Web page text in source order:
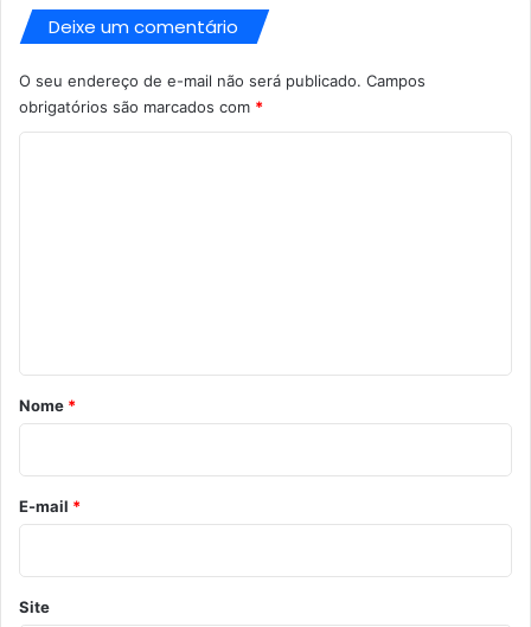
Deixe um comentário
O seu endereço de e-mail não será publicado. Campos
obrigatórios são marcados com *
r
o
*
Nome *
E-mail *
Site